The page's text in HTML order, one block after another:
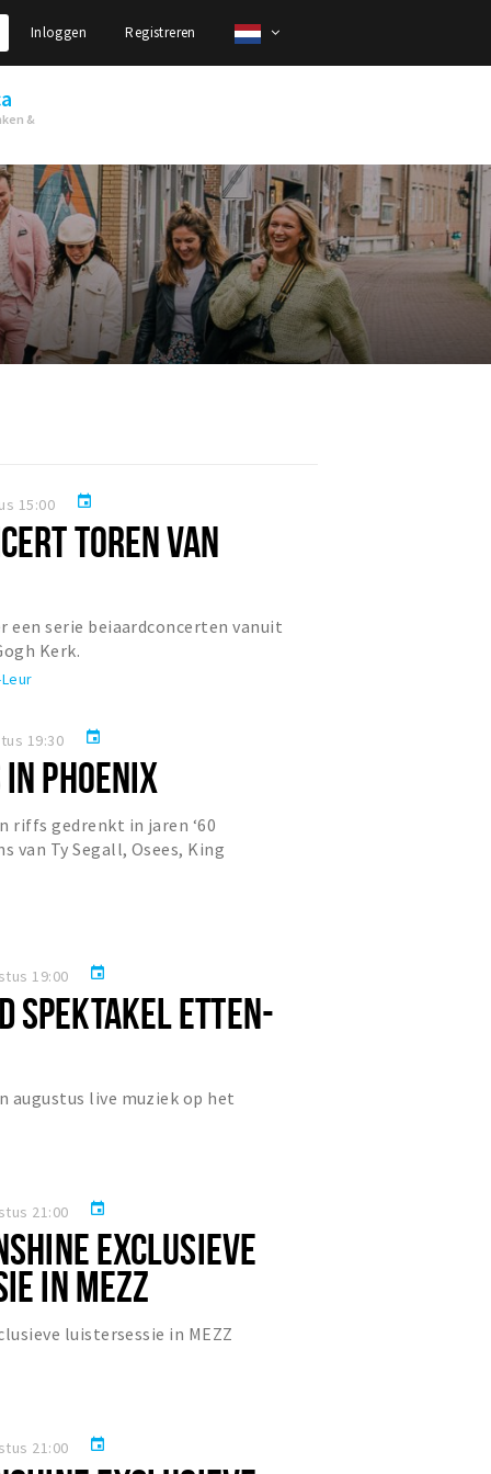
Inloggen Registreren
&
15:00 event
TOREN VAN
een serie beiaardconcerten vanuit
Kerk.
19:30 event
PHOENIX
riffs gedrenkt in jaren ‘60
van Ty Segall, Osees, King
19:00 event
SPEKTAKEL ETTEN-
augustus live muziek op het
21:00 event
EXCLUSIEVE
IN MEZZ
luistersessie in MEZZ
21:00 event